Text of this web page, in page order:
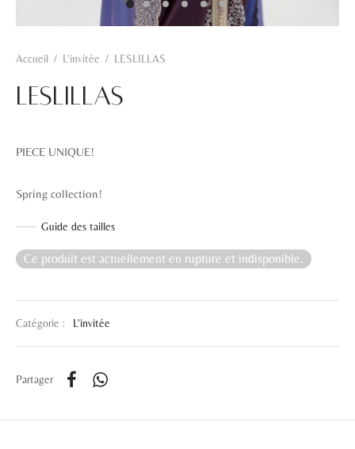
Accueil / L'invitée / LESLILLAS
LESLILLAS
PIECE UNIQUE!
Spring collection!
Guide des tailles
Ce produit est actuellement en rupture et indisponible.
Catégorie : L'invitée
Partager